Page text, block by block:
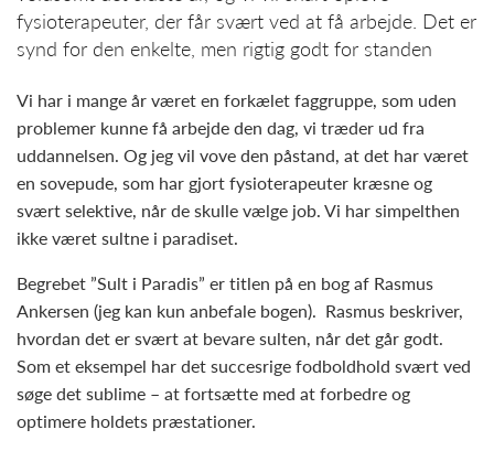
fysioterapeuter, der får svært ved at få arbejde. Det er
synd for den enkelte, men rigtig godt for standen
Vi har i mange år været en forkælet faggruppe, som uden
problemer kunne få arbejde den dag, vi træder ud fra
uddannelsen. Og jeg vil vove den påstand, at det har været
en sovepude, som har gjort fysioterapeuter kræsne og
svært selektive, når de skulle vælge job. Vi har simpelthen
ikke været sultne i paradiset.
Begrebet ”Sult i Paradis” er titlen på en bog af Rasmus
Ankersen (jeg kan kun anbefale bogen). Rasmus beskriver,
hvordan det er svært at bevare sulten, når det går godt.
Som et eksempel har det succesrige fodboldhold svært ved
søge det sublime – at fortsætte med at forbedre og
optimere holdets præstationer.